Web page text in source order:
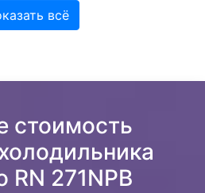
всё
стоимость
RN 271NPB